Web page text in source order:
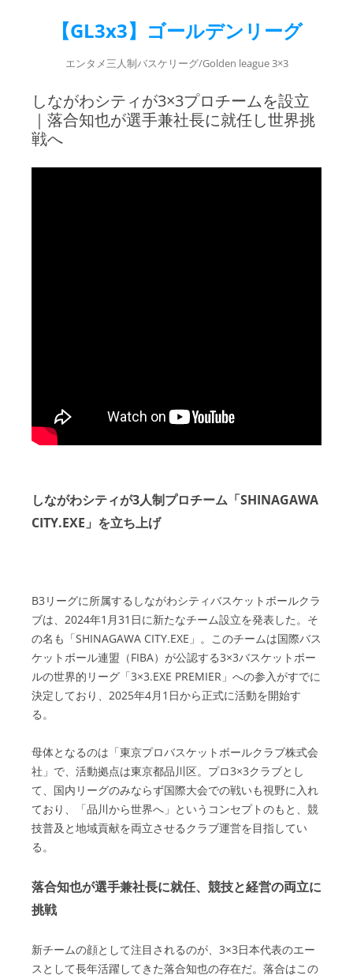
【GL3x3】ゴールデンリーグ
エンタメ三人制バスケリーグ/Golden league 3×3
しながわシティが3×3プロチームを設立
｜落合知也が選手兼社長に就任し世界挑
戦へ
しながわシティが3人制プロチーム「SHINAGAWA
CITY.EXE」を立ち上げ
B3リーグに所属するしながわシティバスケットボールクラ
ブは、2024年1月31日に新たなチーム設立を発表した。そ
の名も「SHINAGAWA CITY.EXE」。このチームは国際バス
ケットボール連盟（FIBA）が公認する3×3バスケットボー
ルの世界的リーグ「3×3.EXE PREMIER」への参入がすでに
決定しており、2025年4月1日から正式に活動を開始す
る。
母体となるのは「東京プロバスケットボールクラブ株式会
社」で、活動拠点は東京都品川区。プロ3×3クラブとし
て、国内リーグのみならず国際大会での戦いも視野に入れ
ており、「品川から世界へ」というコンセプトのもと、競
技普及と地域貢献を両立させるクラブ運営を目指してい
る。
落合知也が選手兼社長に就任、競技と経営の両立に
挑戦
新チームの顔として注目されるのが、3×3日本代表のエー
スとして長年活躍してきた落合知也の存在だ。落合はこの